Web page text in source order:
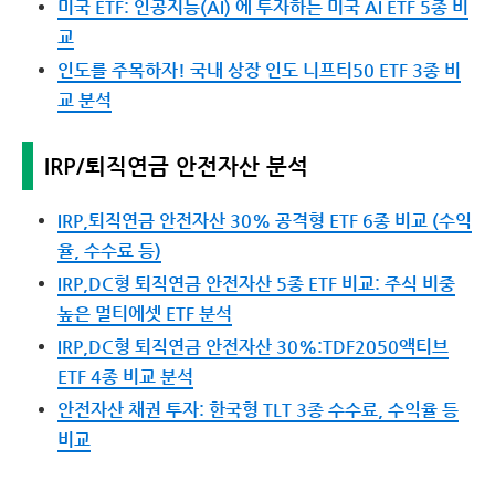
미국 ETF: 인공지능(AI) 에 투자하는 미국 AI ETF 5종 비
교
인도를 주목하자! 국내 상장 인도 니프티50 ETF 3종 비
교 분석
IRP/퇴직연금 안전자산 분석
IRP,퇴직연금 안전자산 30% 공격형 ETF 6종 비교 (수익
율, 수수료 등)
IRP,DC형 퇴직연금 안전자산 5종 ETF 비교: 주식 비중
높은 멀티에셋 ETF 분석
IRP,DC형 퇴직연금 안전자산 30%:TDF2050액티브
ETF 4종 비교 분석
안전자산 채권 투자: 한국형 TLT 3종 수수료, 수익율 등
비교